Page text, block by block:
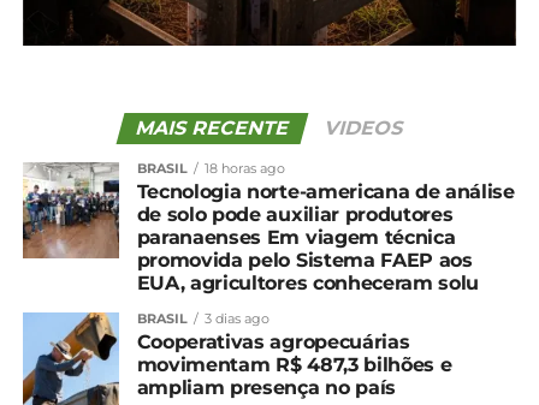
NÃO PERCA
Produtora de Inácio Martins aposta na
MAIS RECENTE VIDEOS
BRASIL 18 horas ago
Tecnologia norte-americana de análise
de solo pode auxiliar produtores
paranaenses Em viagem técnica
promovida pelo Sistema FAEP aos
EUA, agricultores conheceram solu
BRASIL 3 dias ago
Cooperativas agropecuárias
movimentam R$ 487,3 bilhões e
ampliam presença no país